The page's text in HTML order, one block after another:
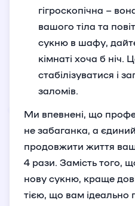
гігроскопічна –
вашого тіла та
сукню в шафу,
кімнаті хоча б
стабілізуватися і
заломів.
Ми впевнені, що
не забаганка, а
продовжити життя
4 рази. Замість того,
нову сукню, краще
тією, що вам